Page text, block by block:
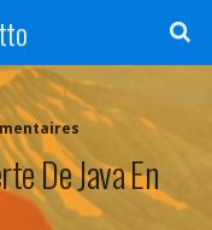
De Java En